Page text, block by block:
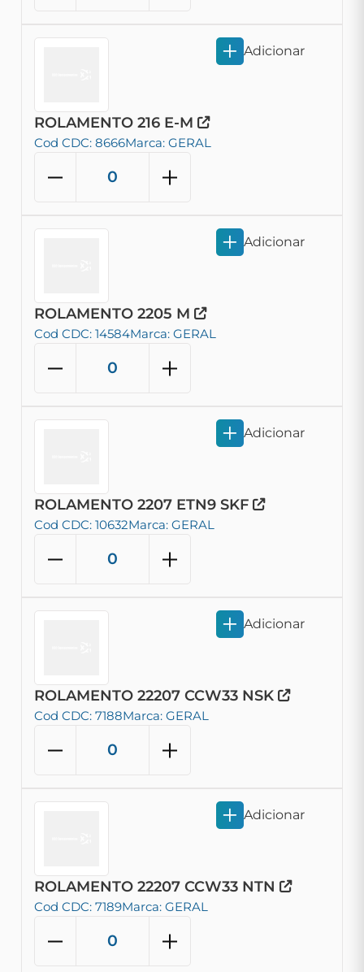
ROLAMENTO 216 E-M
Cod CDC: 8666Marca: GERAL
Adicionar
ROLAMENTO 2205 M
Cod CDC: 14584Marca: GERAL
Adicionar
ROLAMENTO 2207 ETN9 SKF
Cod CDC: 10632Marca: GERAL
Adicionar
ROLAMENTO 22207 CCW33 NSK
Cod CDC: 7188Marca: GERAL
Adicionar
ROLAMENTO 22207 CCW33 NTN
Cod CDC: 7189Marca: GERAL
Adicionar